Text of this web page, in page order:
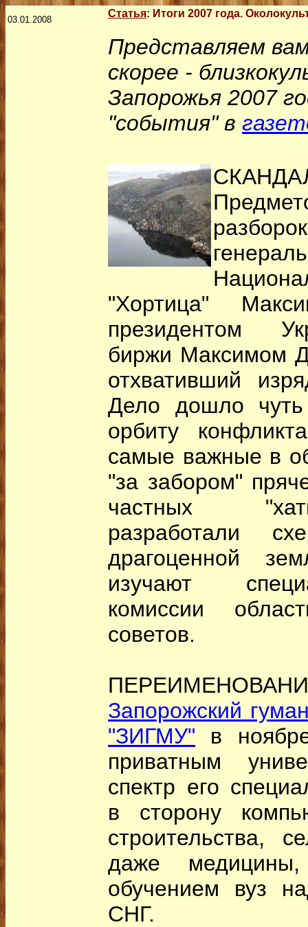
03.01.2008
Статья: Итоги 2007 года.
Представляем
скорее -
Запорожья 2007
"события" в
"Хортица"
президентом
биржи Максимом
отхвативший
Дело дошло
орбиту
самые важные в
"за забором"
частных
разработали
драгоценной
изучают
комиссии
советов.
Запорожский
"ЗИГМУ" в
приватным
спектр его
в сторону
строительства,
даже
обучением вуз
СНГ.